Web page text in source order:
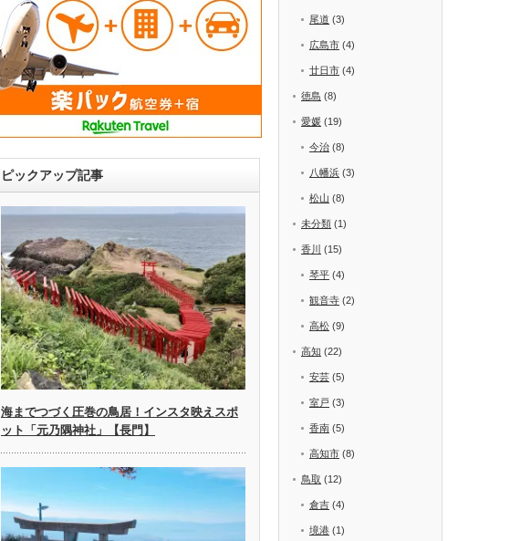
ピックアップ記事
海までつづく圧巻の鳥居！インスタ映えスポ
ット「元乃隅神社」【長門】
尾道 (3)
広島市 (4)
廿日市 (4)
徳島 (8)
愛媛 (19)
今治 (8)
八幡浜 (3)
松山 (8)
未分類 (1)
香川 (15)
琴平 (4)
観音寺 (2)
高松 (9)
高知 (22)
安芸 (5)
室戸 (3)
香南 (5)
高知市 (8)
鳥取 (12)
倉吉 (4)
境港 (1)